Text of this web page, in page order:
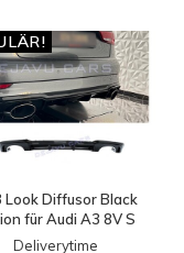
Look Diffusor Black
für Audi A3 8V S
line / S3
Deliverytime